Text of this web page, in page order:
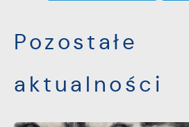
Pozostałe
aktualności